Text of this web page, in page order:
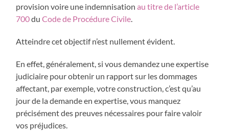
provision voire une indemnisationau titre de l’article
700duCode de Procédure Civile.
Atteindre cet objectif n’est nullement évident.
En effet, généralement, si vous demandez une expertise
judiciaire pour obtenir un rapport sur les dommages
affectant, par exemple, votre construction, c’est qu’au
jour de la demande en expertise, vous manquez
précisément des preuves nécessaires pour faire valoir
vos préjudices.